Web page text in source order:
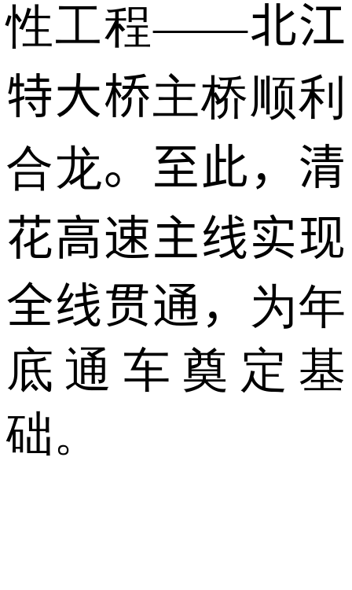
性工程——北江
特大桥主桥顺利
合龙。至此，清
花高速主线实现
全线贯通， 为年
底通车奠定基
础。